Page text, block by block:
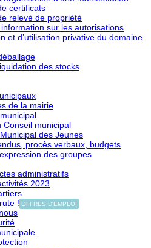
certificats
relevé de propriété
sur les autorisations
et d’utilisation privative du domaine
des stocks
de la mairie
Conseil municipal
des Jeunes
procès verbaux, budgets
des groupes
administratifs
2023
! OFFRES D'EMPLOI